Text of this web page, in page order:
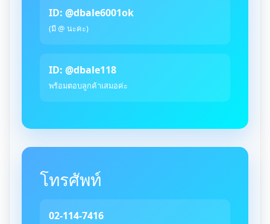
ID: @dbale6001ok
(มี @ นะคะ)
ID: @dbale118
พร้อมตอบลูกค้าเสมอค่ะ
โทรศัพท์
02-114-7416